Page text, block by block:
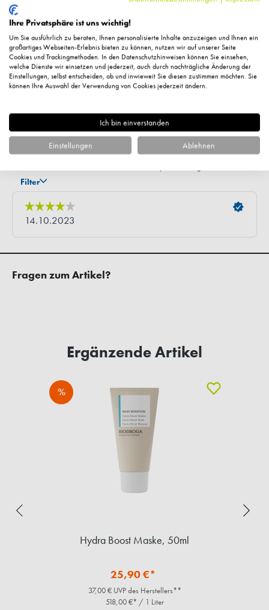
Fragen zum Artikel?
Ergänzende Artikel
%
Hydra Boost Maske, 50ml
25,90 €*
37,00 € UVP des Herstellers**
518,00 €* / 1 Liter
Ihre Privatsphäre ist uns wichtig!
Um Sie ausführlich zu beraten, Ihnen personalisierte Inhalte anzuzeigen und Ihnen ein
großartiges Webseiten-Erlebnis bieten zu können, nutzen wir auf unserer Seite
Cookies und Trackingmethoden. In den Datenschutzhinweisen können Sie einsehen,
welche Dienste wir einsetzen und jederzeit, auch durch nachträgliche Änderung der
Einstellungen, selbst entscheiden, ob und inwieweit Sie diesen zustimmen möchten. Sie
können Ihre Auswahl der Verwendung von Cookies jederzeit ändern.
Ich bin einverstanden
Einstellungen Ablehnen